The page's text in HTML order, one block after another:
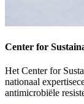
Center for
Het Center for
nationaal
antimicrobiële